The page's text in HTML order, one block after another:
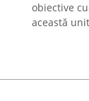
obiective
această